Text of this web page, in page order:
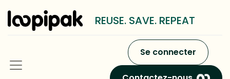
REUSE. SAVE. REPEAT
Se connecter